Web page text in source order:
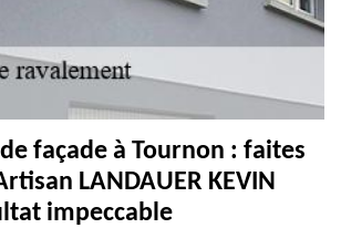
façade à Tournon : faites
LANDAUER KEVIN
impeccable